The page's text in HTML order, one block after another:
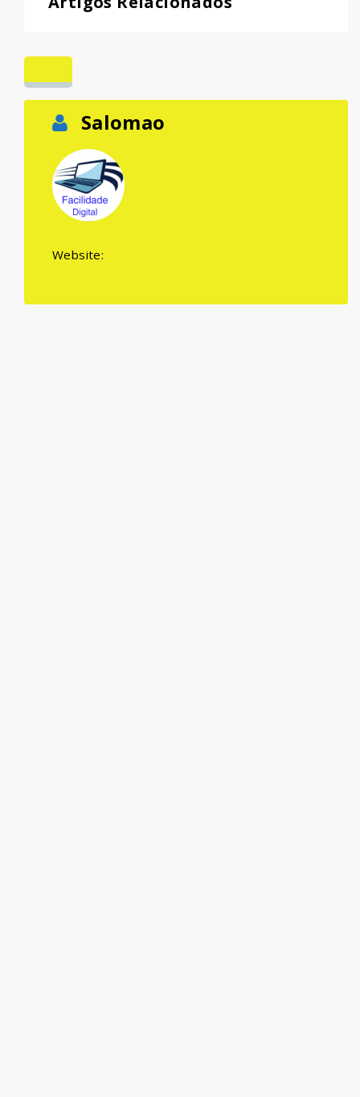
Salomao
Website: